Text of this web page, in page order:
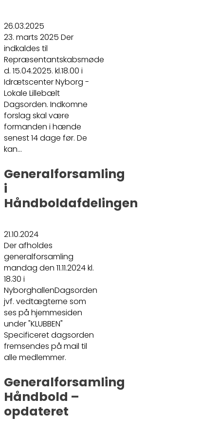
26.03.2025
23. marts 2025 Der
indkaldes til
Repræsentantskabsmøde
d. 15.04.2025. kl.18.00 i
Idrætscenter Nyborg -
Lokale Lillebælt
Dagsorden. Indkomne
forslag skal være
formanden i hænde
senest 14 dage før. De
kan…
Generalforsamling
i
Håndboldafdelingen
21.10.2024
Der afholdes
generalforsamling
mandag den 11.11.2024 kl.
18.30 i
NyborghallenDagsorden
jvf. vedtægterne som
ses på hjemmesiden
under "KLUBBEN"
Specificeret dagsorden
fremsendes på mail til
alle medlemmer.
Generalforsamling
Håndbold –
opdateret